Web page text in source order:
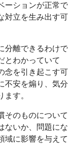
ーションが正常で
対立を生み出す可
分離できるわけで
とわかっていて
念を引き起こす可
不安を煽り、気分
す。
そのものについて
ないか、問題にな
域に影響を与えて